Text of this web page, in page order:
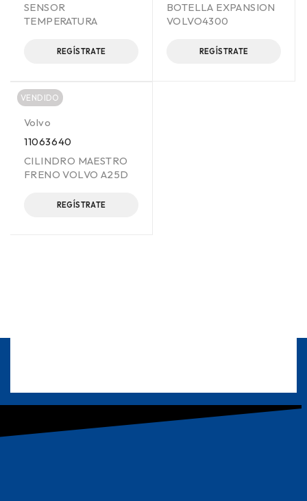
SENSOR
TEMPERATURA
REGÍSTRATE
BOTELLA EXPANSION
VOLVO4300
REGÍSTRATE
VENDIDO
Volvo
11063640
CILINDRO MAESTRO
FRENO VOLVO A25D
REGÍSTRATE